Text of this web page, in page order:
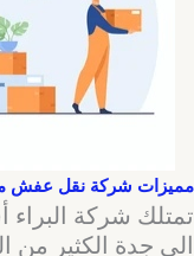
مميزات شركة نقل عفش
تمتلك شركة
الي جدة الكثير من